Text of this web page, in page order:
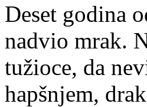
Deset godina
nadvio mrak.
tužioce, da
hapšnjem,